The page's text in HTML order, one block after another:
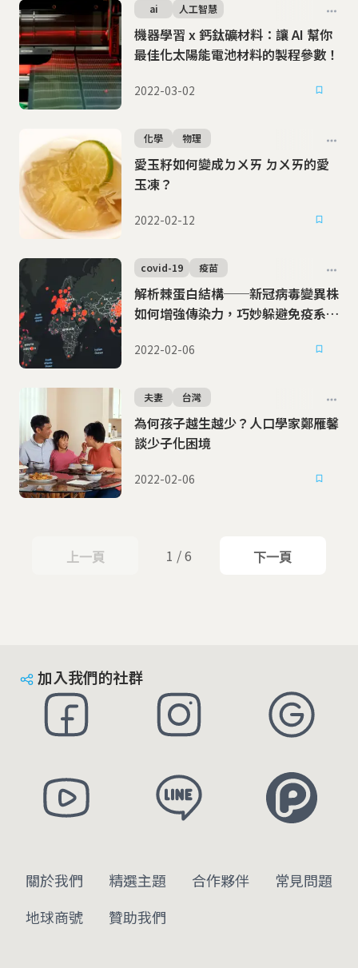
機器學習 x 鈣鈦礦材料：讓 AI 幫你
最佳化太陽能電池材料的製程參數！
ai 人工智慧
2022-03-02
愛玉籽如何變成ㄉㄨㄞ ㄉㄨㄞ的愛
玉凍？
化學 物理
2022-02-12
解析棘蛋白結構──新冠病毒變異株
如何增強傳染力，巧妙躲避免疫系
covid-19 疫苗
2022-02-06
為何孩子越生越少？人口學家鄭雁馨
談少子化困境
夫妻 台灣
2022-02-06
上一頁
上一頁 1 / 6 下一頁
下一頁
加入我們的社群
關於我們 精選主題 合作夥伴
常見問題
地球商號
贊助我們